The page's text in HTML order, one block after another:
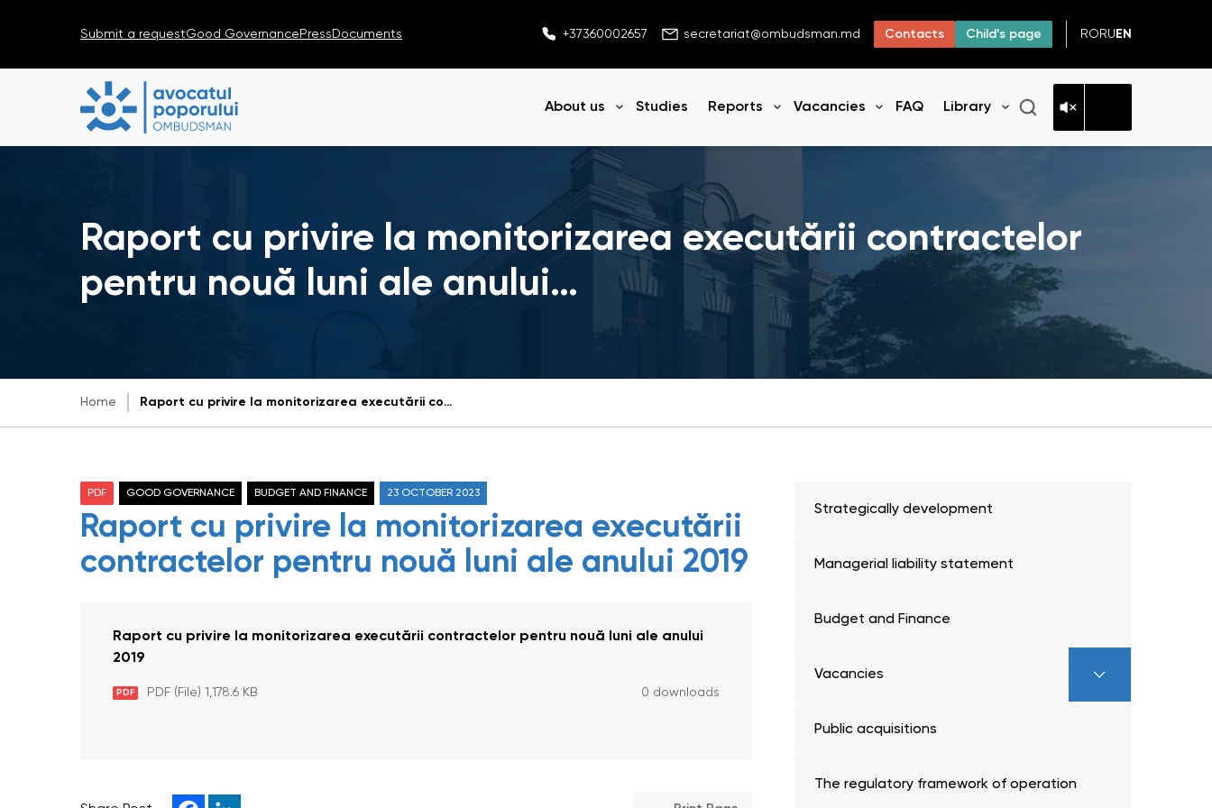
Submit a requestGood Governance Press Documents +37360002657 secretariat@ombudsman.md Contacts Child’s page RO RU EN
About us Studies Reports Vacancies FAQ Library
Open menu
Raport cu privire la monitorizarea executării contractelor
pentru nouă luni ale anului…
Home Raport cu privire la monitorizarea executării contractelor pentru nouă luni ale anului 2019
PDF GOOD GOVERNANCE BUDGET AND FINANCE 23 OCTOBER 2023
Raport cu privire la monitorizarea executării
contractelor pentru nouă luni ale anului 2019
Raport cu privire la monitorizarea executării contractelor pentru nouă luni ale anului
2019
PDF PDF (File) 1,178.6 KB 0 downloads
Strategically development
Managerial liability statement
Budget and Finance
Vacancies
Public acquisitions
The regulatory framework of operation